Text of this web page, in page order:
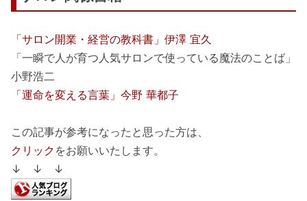
「サロン開業・経営の教科書」伊澤 宜久
「一瞬で人が育つ人気サロンで使っている魔法のことば」
小野浩二
「運命を変える言葉」今野 華都子
この記事が参考になったと思った方は、
クリック をお願いいたします。
↓ ↓ ↓